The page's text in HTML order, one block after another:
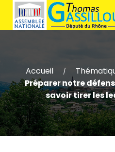
Accueil /
Préparer notre
savoir tirer les